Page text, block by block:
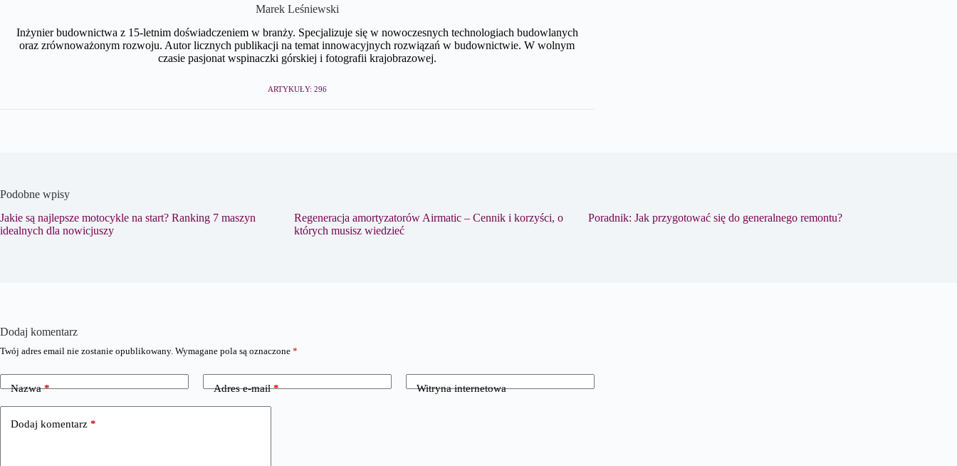
Marek Leśniewski
Inżynier budownictwa z 15-letnim doświadczeniem w branży. Specjalizuje się w nowoczesnych technologiach budowlanych
oraz zrównoważonym rozwoju. Autor licznych publikacji na temat innowacyjnych rozwiązań w budownictwie. W wolnym
czasie pasjonat wspinaczki górskiej i fotografii krajobrazowej.
ARTYKUŁY: 296
Podobne wpisy
Jakie są najlepsze motocykle na start? Ranking 7 maszyn
idealnych dla nowicjuszy
Regeneracja amortyzatorów Airmatic – Cennik i korzyści, o
których musisz wiedzieć
Poradnik: Jak przygotować się do generalnego remontu?
Dodaj komentarz
Twój adres email nie zostanie opublikowany. Wymagane pola są oznaczone *
Nazwa* Adres e-mail* Witryna internetowa
Dodaj komentarz *